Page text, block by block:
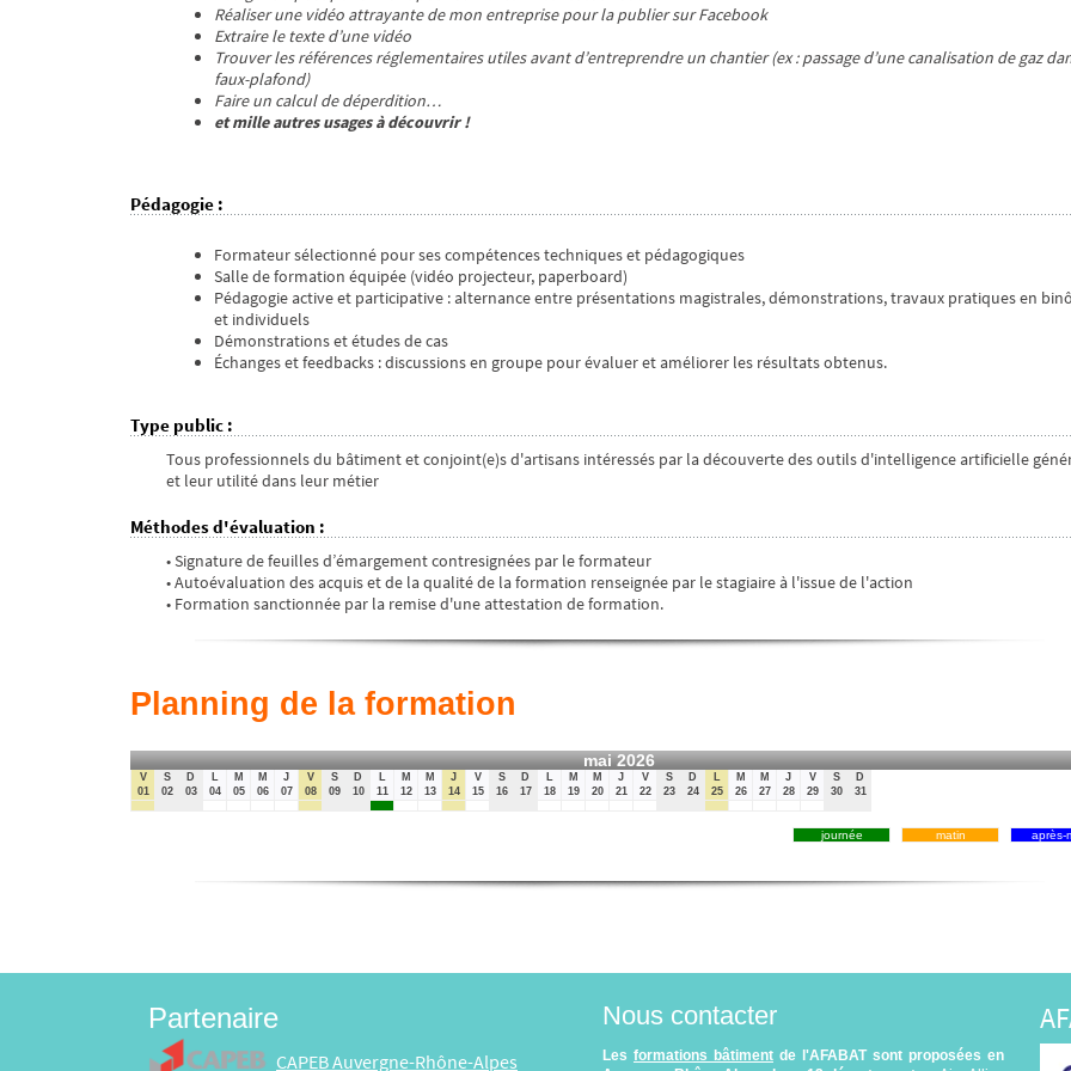
Réaliser une vidéo attrayante de mon entreprise pour la publier sur Facebook
Extraire le texte d’une vidéo
Trouver les références réglementaires utiles avant d’entreprendre un chantier (ex : passage d’une canalisation de gaz
faux-plafond)
Faire un calcul de déperdition…
et mille autres usages à découvrir !
Pédagogie :
Formateur sélectionné pour ses compétences techniques et pédagogiques
Salle de formation équipée (vidéo projecteur, paperboard)
Pédagogie active et participative : alternance entre présentations magistrales, démonstrations, travaux pratiques en
et individuels
Démonstrations et études de cas
Échanges et feedbacks : discussions en groupe pour évaluer et améliorer les résultats obtenus.
Type public :
Tous professionnels du bâtiment et conjoint(e)s d'artisans intéressés par la découverte des outils d'intelligence artificielle
et leur utilité dans leur métier
Méthodes d'évaluation :
• Signature de feuilles d’émargement contresignées par le formateur
• Autoévaluation des acquis et de la qualité de la formation renseignée par le stagiaire à l'issue de l'action
• Formation sanctionnée par la remise d'une attestation de formation.
Planning de la formation
mai 2026
V
01
S
02
D
03
04
M
05
M
06
J
07
V
08
S
09
D
10
11
M
12
M
13
J
14
V
15
S
16
D
17
18
M
19
M
20
J
21
V
22
S
23
D
24
25
M
26
M
27
J
28
V
29
S
30
D
31
journée matin après-
Partenaire
CAPEB Auvergne-Rhône-Alpes
Nous contacter
Les formations bâtimentde l'AFABAT sont proposées en